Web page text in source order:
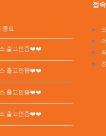
종료
출고인증❤️❤️
출고인증❤️❤️
출고인증❤️❤️
출고인증❤️❤️
접